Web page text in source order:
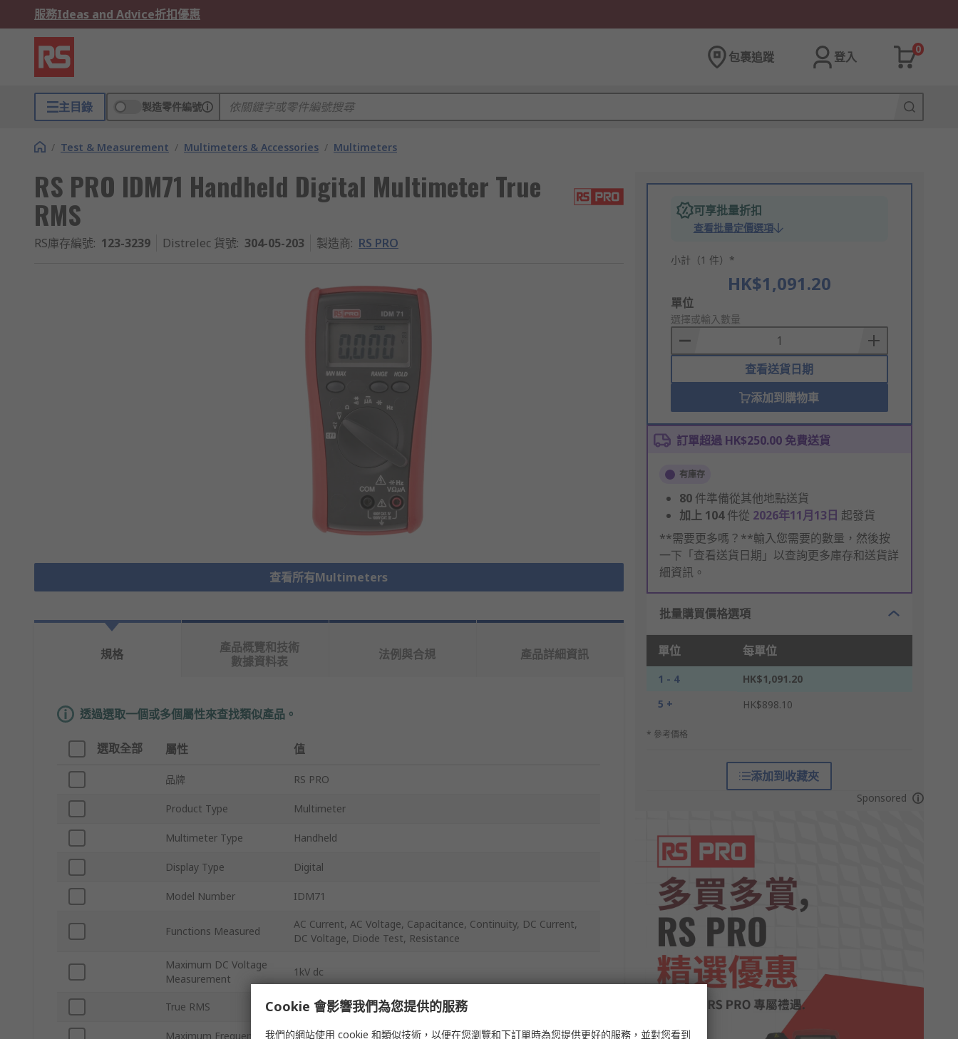
服務Ideas and Advice折扣優惠
包裹追蹤 登入
0
主目錄 製造零件編號
/ Test & Measurement / Multimeters & Accessories / Multimeters
RS PRO IDM71 Handheld Digital Multimeter True
RMS
RS庫存編號: 123-3239 Distrelec 貨號: 304-05-203 製造商: RS PRO
查看所有Multimeters
可享批量折扣
查看批量定價選項
小計（1 件）*
HK$1,091.20
Add
to
Basket
單位
選擇或輸入數量
查看送貨日期
添加到購物車
訂單超過 HK$250.00 免費送貨
有庫存
80 件準備從其他地點送貨
加上 104件從 2026年11月13日 起發貨
**需要更多嗎？**輸入您需要的數量，然後按
一下「查看送貨日期」以查詢更多庫存和送貨詳
細資訊。
批量購買價格選項
單位 每單位
1 - 4
HK$1,091.20
5 +
HK$898.10
* 參考價格
添加到收藏夾
Sponsored
規格
產品概覽和技術
數據資料表
法例與合規 產品詳細資訊
透過選取一個或多個屬性來查找類似產品。
選取全部 屬性 值
品牌 RS PRO
Product Type Multimeter
Multimeter Type Handheld
Display Type Digital
Model Number IDM71
Functions Measured
AC Current, AC Voltage, Capacitance, Continuity, DC Current,
DC Voltage, Diode Test, Resistance
Maximum DC Voltage
Measurement
1kV dc
True RMS Yes
Maximum Frequency 60MHz
Cookie 會影響我們為您提供的服務
我們的網站使用 cookie 和類似技術，以便在您瀏覽和下訂單時為您提供更好的服務，並對您看到